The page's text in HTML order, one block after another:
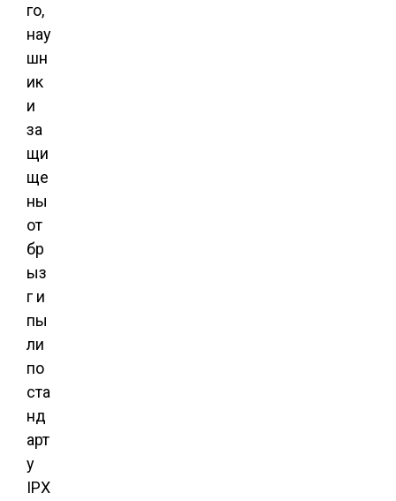
го,
нау
шн
ик
и
за
щи
ще
ны
от
бр
ыз
г и
пы
ли
по
ста
нд
арт
у
IPX